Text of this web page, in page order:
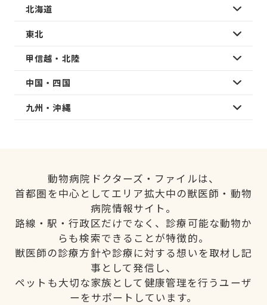
北海道
東北
甲信越・北陸
中国・四国
九州・沖縄
動物病院ドクターズ・ファイルは、
首都圏を中心としてエリア拡大中の獣医師・動物
病院情報サイト。
路線・駅・行政区だけでなく、診療可能な動物か
らも検索できることが特徴的。
獣医師の診療方針や診療に対する想いを取材し記
事として発信し、
ペットも大切な家族として健康管理を行うユーザ
ーをサポートしています。